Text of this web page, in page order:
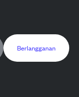
Berlangganan